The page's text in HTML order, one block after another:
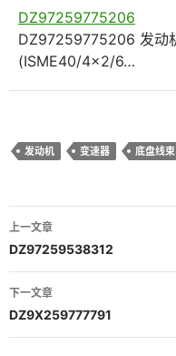
DZ97259775206
DZ97259775206 发动
(ISME40/4×2/6…
发动机 变速器 底盘线束
文
章
导
航
上一文章
DZ97259538312
下一文章
DZ9X259777791